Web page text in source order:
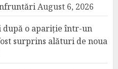
August 6, 2026
după o apariție într-un
surprins alături de noua